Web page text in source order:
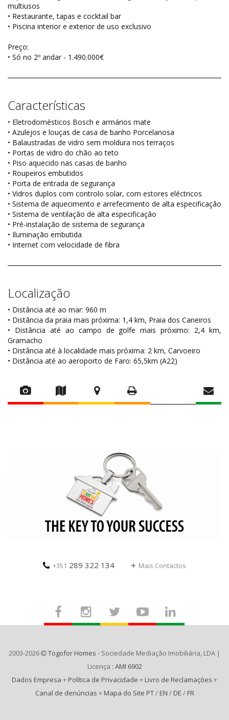
multiusos
• Restaurante, tapas e cocktail bar
• Piscina interior e exterior de uso exclusivo
Preço:
• Só no 2º andar - 1.490.000€
Características
• Eletrodomésticos Bosch e armários mate
• Azulejos e louças de casa de banho Porcelanosa
• Balaustradas de vidro sem moldura nos terraços
• Portas de vidro do chão ao teto
• Piso aquecido nas casas de banho
• Roupeiros embutidos
• Porta de entrada de segurança
• Vidros duplos com controlo solar, com estores eléctricos
• Sistema de aquecimento e arrefecimento de alta especificação
• Sistema de ventilação de alta especificação
• Pré-instalação de sistema de segurança
• Iluminação embutida
• Internet com velocidade de fibra
Localização
• Distância até ao mar: 960 m
• Distância da praia mais próxima: 1,4 km, Praia dos Caneiros
• Distância até ao campo de golfe mais próximo: 2,4 km,
Gramacho
• Distância até à localidade mais próxima: 2 km, Carvoeiro
• Distância até ao aeroporto de Faro: 65,5km (A22)
+351 289 322 134 Mais Contactos
2003-2026 Togofor Homes - Sociedade Mediação Imobiliária, LDA |
Licença : AMI 6902
Dados Empresa + Política de Privacidade + Livro de Reclamações +
Canal de denúncias + Mapa do Site PT/ EN / DE / FR